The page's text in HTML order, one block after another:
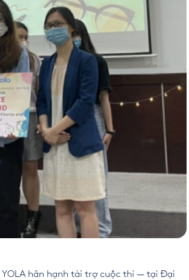
hân hạnh tài trợ cuộc thi — tại Đại